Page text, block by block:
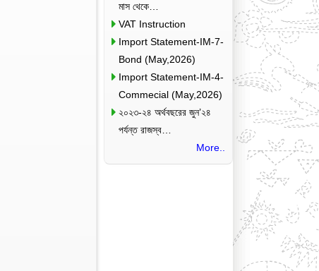
মাস থেকে…
VAT Instruction
Import Statement-IM-7-
Bond (May,2026)
Import Statement-IM-4-
Commecial (May,2026)
২০২৩-২৪ অর্থবছরের জুন’২৪
পর্যন্ত রাজস্ব…
More..